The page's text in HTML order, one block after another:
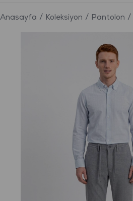
Anasayfa Koleksiyon Pantolon